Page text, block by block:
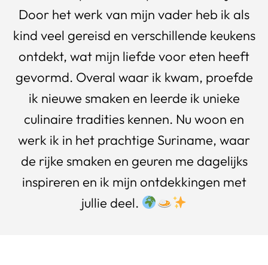
Door het werk van mijn vader heb ik als
kind veel gereisd en verschillende keukens
ontdekt, wat mijn liefde voor eten heeft
gevormd. Overal waar ik kwam, proefde
ik nieuwe smaken en leerde ik unieke
culinaire tradities kennen. Nu woon en
werk ik in het prachtige Suriname, waar
de rijke smaken en geuren me dagelijks
inspireren en ik mijn ontdekkingen met
jullie deel.